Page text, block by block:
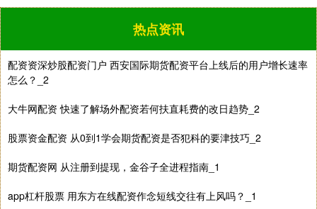
热点资讯
配资资深炒股配资门户 西安国际期货配资平台上线后的用户增长速率
怎么？_2
大牛网配资 快速了解场外配资若何扶直耗费的改日趋势_2
股票资金配资 从0到1学会期货配资是否犯科的要津技巧_2
期货配资网 从注册到提现，金谷子全进程指南_1
app杠杆股票 用东方在线配资作念短线交往有上风吗？_1